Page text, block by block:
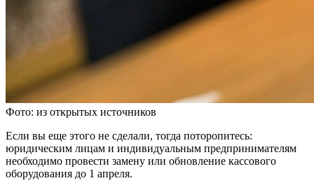
Фото: из открытых источников
Если вы еще этого не сделали, тогда поторопитесь:
юридическим лицам и индивидуальным предпринимателям
необходимо провести замену или обновление кассового
оборудования до 1 апреля.